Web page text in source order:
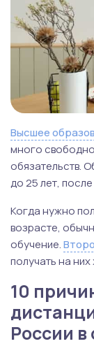
Высшее
много
обязательств.
до 25 лет,
Когда нужно
возрасте,
обучение.
получать на них
10
России в